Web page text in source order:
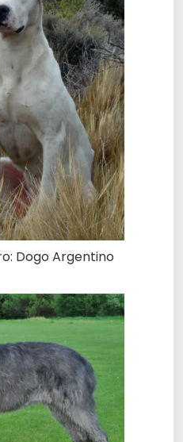
Dogo Argentino